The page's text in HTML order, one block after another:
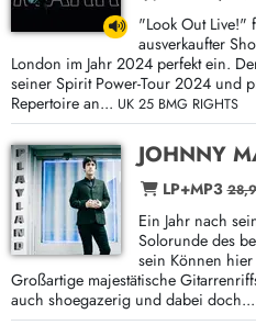
"Look Out Live!"
ausverkaufter
London im Jahr 2024 perfekt ein.
seiner Spirit Power-Tour 2024 und
Repertoire an... UK 25 BMG RIGHTS
JOHNNY
LP+MP3
Ein Jahr nach
Solorunde des
sein Können
Großartige majestätische
auch shoegazerig und dabei doch...